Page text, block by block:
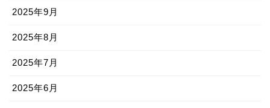
2025年9月
2025年8月
2025年7月
2025年6月